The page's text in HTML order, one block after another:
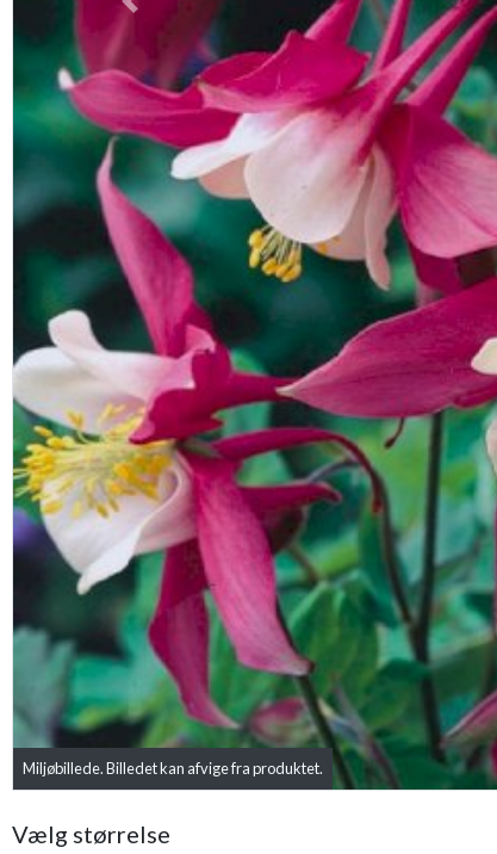
Miljøbillede. Billedet kan afvige fra produktet.
Previous
Vælg størrelse